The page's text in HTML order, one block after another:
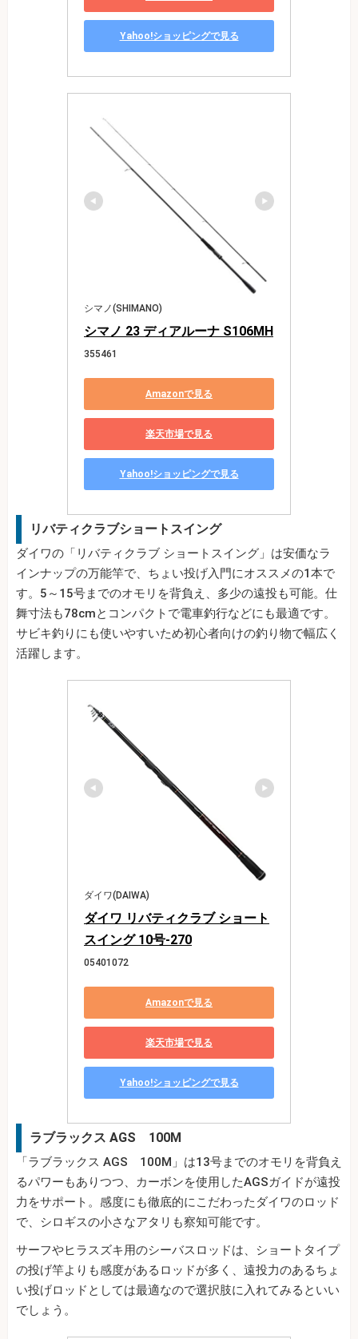
Yahoo!ショッピングで見る
シマノ(SHIMANO)
シマノ 23 ディアルーナ S106MH
355461
Amazonで見る
楽天市場で見る
Yahoo!ショッピングで見る
リバティクラブショートスイング
ダイワの「リバティクラブ ショートスイング」は安価なラ
インナップの万能竿で、ちょい投げ入門にオススメの1本で
す。5～15号までのオモリを背負え、多少の遠投も可能。仕
舞寸法も78cmとコンパクトで電車釣行などにも最適です。
サビキ釣りにも使いやすいため初心者向けの釣り物で幅広く
活躍します。
ダイワ(DAIWA)
ダイワ リバティクラブ ショート
スイング 10号-270
05401072
Amazonで見る
楽天市場で見る
Yahoo!ショッピングで見る
ラブラックス AGS 100M
「ラブラックス AGS 100M」は13号までのオモリを背負え
るパワーもありつつ、カーボンを使用したAGSガイドが遠投
力をサポート。感度にも徹底的にこだわったダイワのロッド
で、シロギスの小さなアタリも察知可能です。
サーフやヒラスズキ用のシーバスロッドは、ショートタイプ
の投げ竿よりも感度があるロッドが多く、遠投力のあるちょ
い投げロッドとしては最適なので選択肢に入れてみるといい
でしょう。